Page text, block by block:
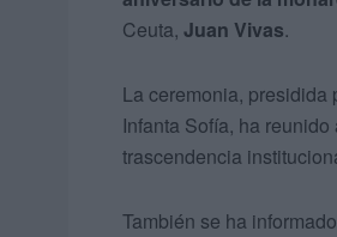
Ceuta, Juan Vivas.
La ceremonia, presidida
Infanta Sofía, ha
trascendencia
También se ha